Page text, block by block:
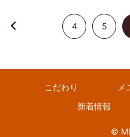
4 5
こだわり メ
新着情報
©